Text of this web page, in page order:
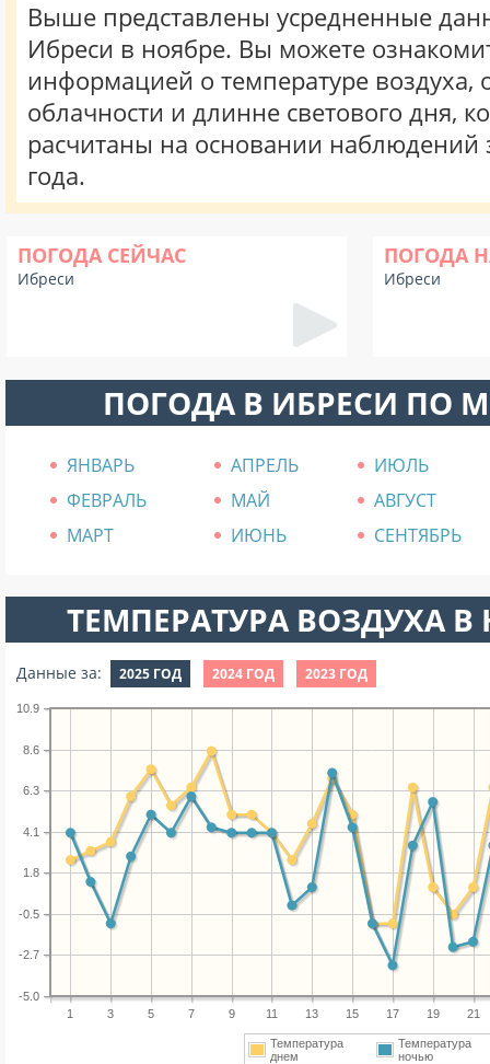
Выше представлены усредненные
Ибреси в ноябре. Вы можете
информацией о температуре воздуха,
облачности и длинне светового дня,
расчитаны на основании наблюдений
года.
ПОГОДА СЕЙЧАС
Ибреси
ПОГОДА
Ибреси
ПОГОДА В ИБРЕСИ ПО
ЯНВАРЬ АПРЕЛЬ
ИЮЛЬ
ФЕВРАЛЬ
МАЙ
АВГУСТ
МАРТ
ИЮНЬ СЕНТЯБРЬ
ТЕМПЕРАТУРА ВОЗДУХА В
Данные за: 2025 ГОД 2024 ГОД 2023 ГОД
1 3 5 7 9 11 13 15 17 19 21
-5.0
-2.7
-0.5
1.8
4.1
6.3
8.6
10.9
Температура
днем
Температура
ночью